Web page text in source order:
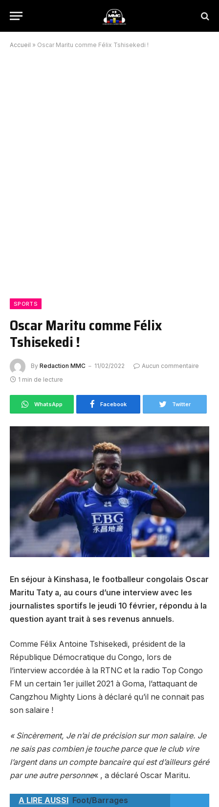
Accueil » Oscar Maritu comme Félix Tshisekedi !
SPORTS
Oscar Maritu comme Félix
Tshisekedi !
By Redaction MMC 11/02/2022
Aucun commentaire
1 min de lecture
WhatsApp Facebook Twitter
En séjour à Kinshasa, le footballeur congolais Oscar
Maritu Taty a, au cours d’une interview avec les
journalistes sportifs le jeudi 10 février, répondu à la
question ayant trait à ses revenus annuels.
Comme Félix Antoine Tshisekedi, président de la
République Démocratique du Congo, lors de
l’interview accordée à la RTNC et la radio Top Congo
FM un certain 1er juillet 2021 à Goma, l’attaquant de
Cangzhou Mighty Lions à déclaré qu’il ne connait pas
son salaire !
« Sincèrement, Je n’ai de précision sur mon salaire. Je
ne sais pas combien je touche parce que le club vire
l’argent dans un compte bancaire qui est d’ailleurs géré
par une autre personne« , a déclaré Oscar Maritu.
A LIRE AUSSI Foot/Barrages